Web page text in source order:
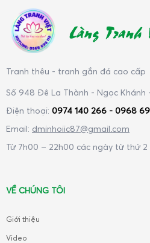
Làng Tranh
Tranh thêu - tranh gắn đá cao cấp
Số 948 Đê La Thành - Ngọc Khánh
Điện thoại: 0974 140 266 - 0968
Email: dminhoiic87@gmail.com
Từ 7h00 – 22h00 các ngày từ thứ 2
VỀ CHÚNG TÔI
Giới thiệu
Video